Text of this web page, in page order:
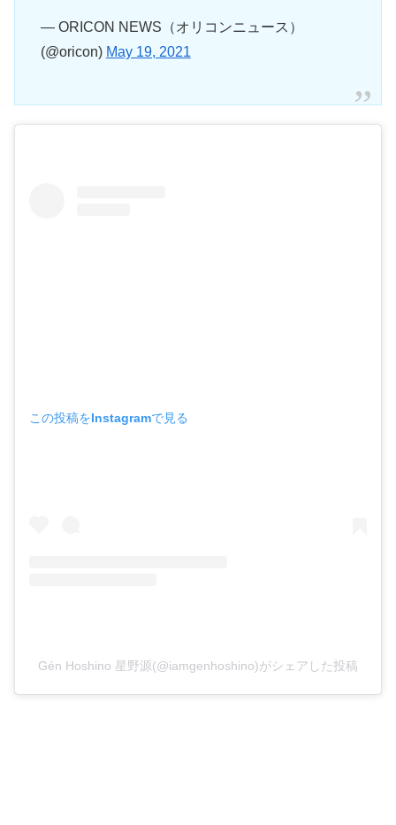
— ORICON NEWS（オリコンニュース）
(@oricon) May 19, 2021
この投稿をInstagramで見る
Gén Hoshino 星野源(@iamgenhoshino)がシェアした投稿